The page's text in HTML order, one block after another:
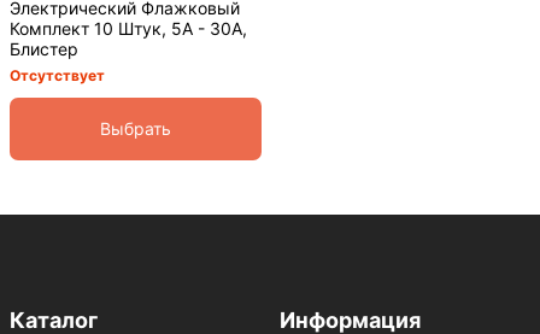
Электрический Флажковый
Комплект 10 Штук, 5A - 30A,
Блистер
Отсутствует
Выбрать
Каталог Информация